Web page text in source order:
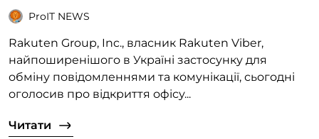
ProIT NEWS
Rakuten Group, Inc., власник Rakuten Viber,
найпоширенішого в Україні застосунку для
обміну повідомленнями та комунікації, сьогодні
оголосив про відкриття офісу...
Читати